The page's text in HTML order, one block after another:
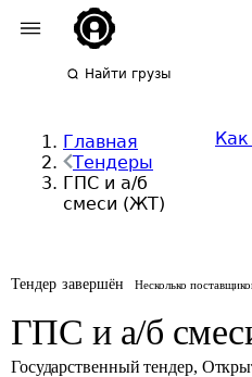
Найти грузы
Главная
Тендеры
ГПС и а/б
смеси (ЖТ)
Как
Тендер завершён Несколько
ГПС и а/б
Государственный тендер,